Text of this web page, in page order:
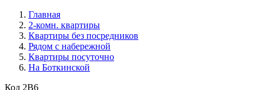
Главная
2-комн. квартиры
Квартиры без посредников
Рядом с набережной
Квартиры посуточно
На Боткинской
Код 2B6